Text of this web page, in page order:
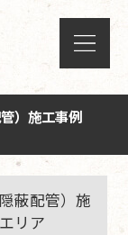
）施工事例
蔽配管）施
リア